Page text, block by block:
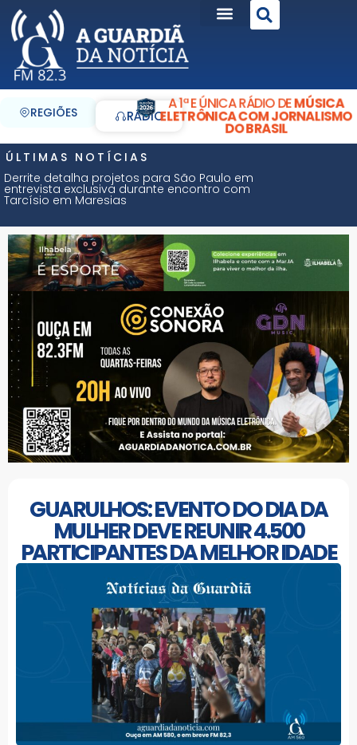
REGIÕES RÁDIO
A 1ª E ÚNICA RÁDIO DEMÚSICA
ELETRÔNICA COM JORNALISMO
DO BRASIL
ÚLTIMAS NOTÍCIAS
Derrite detalha projetos para São Paulo em
entrevista exclusiva durante encontro com
Tarcísio em Maresias
GUARULHOS: EVENTO DO DIA DA
MULHER DEVE REUNIR 4.500
PARTICIPANTES DA MELHOR IDADE